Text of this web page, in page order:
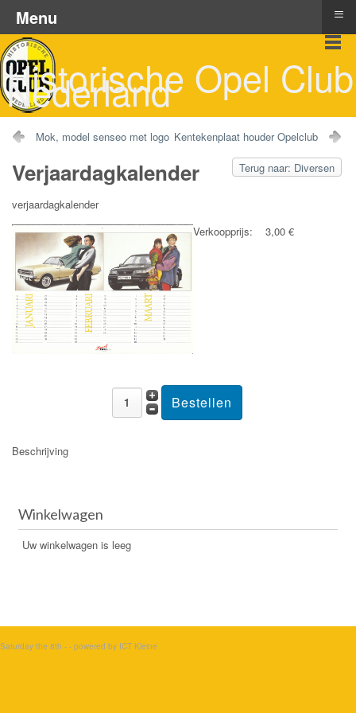
Historische Opel Club
Nederland
Mok, model senseo met logo Kentekenplaat houder Opelclub
Terug naar: Diversen
Verjaardagkalender
verjaardagkalender
Verkoopprijs:
3,00 €
Beschrijving
Winkelwagen
Uw winkelwagen is leeg
Saturday the 8th - - powered by ICT Kleine
Menu ≡